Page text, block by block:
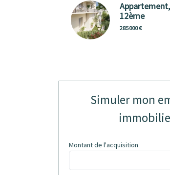
12ème
285 000 €
Simuler mon
Montant de l'acquisition